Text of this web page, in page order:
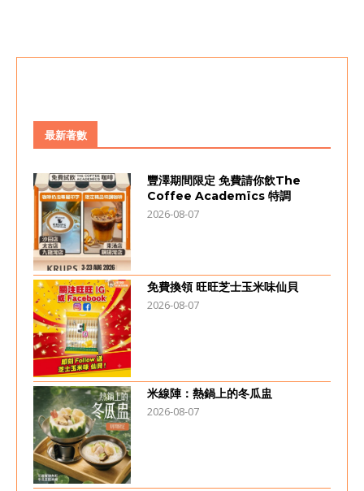
最新著數
豐澤期間限定 免費請你飲The
Coffee Academïcs 特調
2026-08-07
免費換領 旺旺芝士玉米味仙貝
2026-08-07
米線陣：熱鍋上的冬瓜盅
2026-08-07